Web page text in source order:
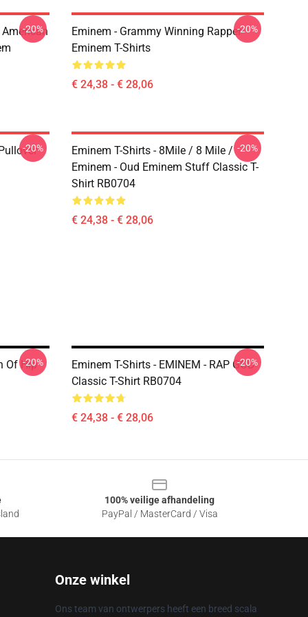
-20%
Eminem - Grammy Winning Rapper
Eminem T-Shirts
€ 24,38 - € 28,06
-20%
-20%
Eminem T-Shirts - 8Mile / 8 Mile /
Eminem - Oud Eminem Stuff Classic T-
Shirt RB0704
€ 24,38 - € 28,06
-20%
Of Hip
-20%
Eminem T-Shirts - EMINEM - RAP GOD
Classic T-Shirt RB0704
€ 24,38 - € 28,06
-20%
100% veilige afhandeling
PayPal / MasterCard / Visa
Onze winkel
Ons team van ontwerpers heeft een breed scala